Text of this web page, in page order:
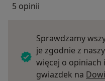
5 opinii
Sprawdzamy
je zgodnie z
więcej o opiniach
gwiazdek na